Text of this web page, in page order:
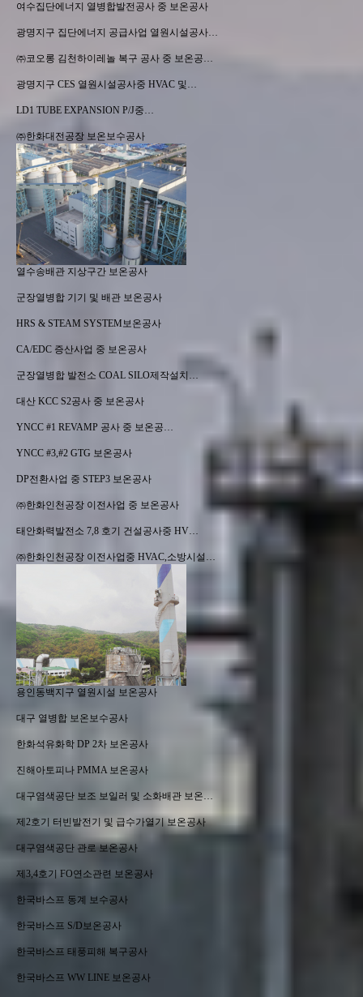
여수집단에너지 열병합발전공사 중 보온공사
광명지구 집단에너지 공급사업 열원시설공사…
㈜코오롱 김천하이레놀 복구 공사 중 보온공…
광명지구 CES 열원시설공사중 HVAC 및…
LD1 TUBE EXPANSION P/J중…
㈜한화대전공장 보온보수공사
열수송배관 지상구간 보온공사
군장열병합 기기 및 배관 보온공사
HRS & STEAM SYSTEM보온공사
CA/EDC 증산사업 중 보온공사
군장열병합 발전소 COAL SILO제작설치…
대산 KCC S2공사 중 보온공사
YNCC #1 REVAMP 공사 중 보온공…
YNCC #3,#2 GTG 보온공사
DP전환사업 중 STEP3 보온공사
㈜한화인천공장 이전사업 중 보온공사
태안화력발전소 7,8 호기 건설공사중 HV…
㈜한화인천공장 이전사업중 HVAC,소방시설…
용인동백지구 열원시설 보온공사
대구 열병합 보온보수공사
한화석유화학 DP 2차 보온공사
진해아토피나 PMMA 보온공사
대구염색공단 보조 보일러 및 소화배관 보온…
제2호기 터빈발전기 및 급수가열기 보온공사
대구염색공단 관로 보온공사
제3,4호기 FO연소관련 보온공사
한국바스프 동계 보수공사
한국바스프 S/D보온공사
한국바스프 태풍피해 복구공사
한국바스프 WW LINE 보온공사